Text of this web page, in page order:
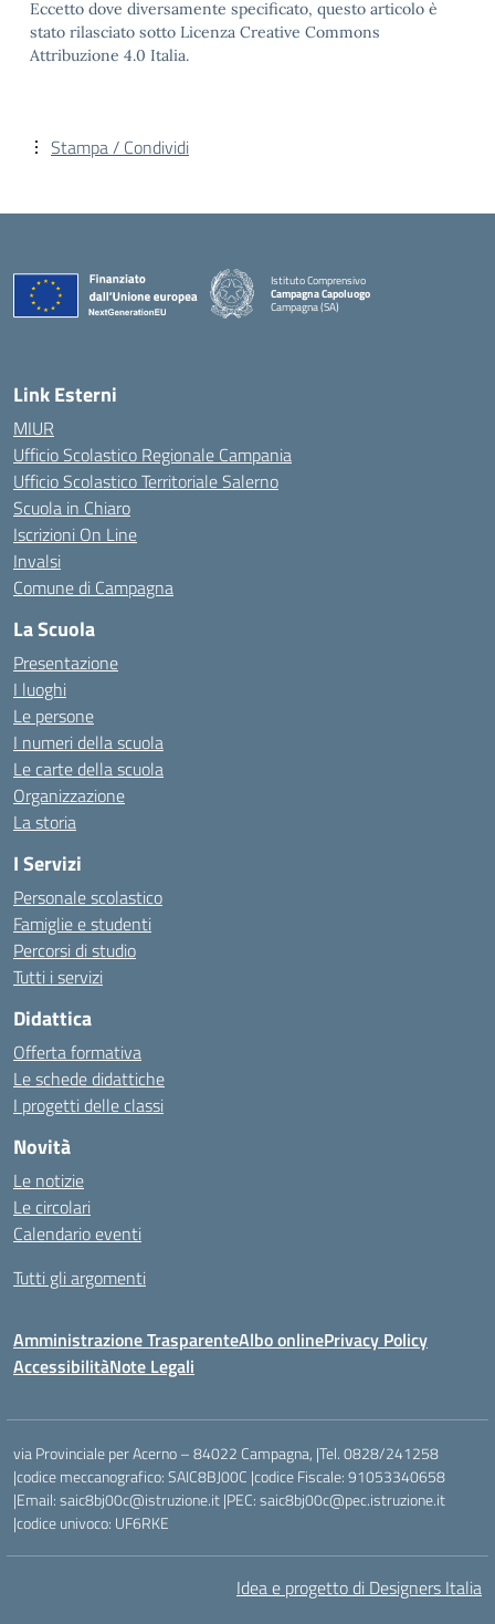
Eccetto dove diversamente specificato, questo articolo è
stato rilasciato sotto Licenza Creative Commons
Attribuzione 4.0 Italia.
Stampa / Condividi
Istituto Comprensivo
Campagna Capoluogo
Campagna (SA)
Link Esterni
MIUR
Ufficio Scolastico Regionale Campania
Ufficio Scolastico Territoriale Salerno
Scuola in Chiaro
Iscrizioni On Line
Invalsi
Comune di Campagna
La Scuola
Presentazione
I luoghi
Le persone
I numeri della scuola
Le carte della scuola
Organizzazione
La storia
I Servizi
Personale scolastico
Famiglie e studenti
Percorsi di studio
Tutti i servizi
Didattica
Offerta formativa
Le schede didattiche
I progetti delle classi
Novità
Le notizie
Le circolari
Calendario eventi
Tutti gli argomenti
Amministrazione TrasparenteAlbo onlinePrivacy Policy
AccessibilitàNote Legali
via Provinciale per Acerno – 84022 Campagna, |Tel. 0828/241258
|codice meccanografico: SAIC8BJ00C |codice Fiscale: 91053340658
|Email: saic8bj00c@istruzione.it |PEC: saic8bj00c@pec.istruzione.it
|codice univoco: UF6RKE
Idea e progetto di Designers Italia